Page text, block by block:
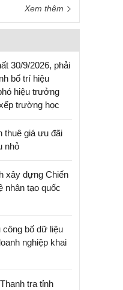
Xem thêm
30/9/2026, phải
bố trí hiệu
hiệu trưởng
trường học
thuê giá ưu đãi
nhỏ
xây dựng Chiến
nhân tạo quốc
công bố dữ liệu
nghiệp khai
tra tỉnh